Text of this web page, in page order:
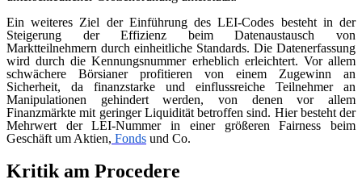
Ein weiteres Ziel der Einführung des LEI-Codes besteht in der
Steigerung der Effizienz beim Datenaustausch von
Marktteilnehmern durch einheitliche Standards. Die Datenerfassung
wird durch die Kennungsnummer erheblich erleichtert. Vor allem
schwächere Börsianer profitieren von einem Zugewinn an
Sicherheit, da finanzstarke und einflussreiche Teilnehmer an
Manipulationen gehindert werden, von denen vor allem
Finanzmärkte mit geringer Liquidität betroffen sind. Hier besteht der
Mehrwert der LEI-Nummer in einer größeren Fairness beim
Geschäft um Aktien, Fonds und Co.
Kritik am Procedere